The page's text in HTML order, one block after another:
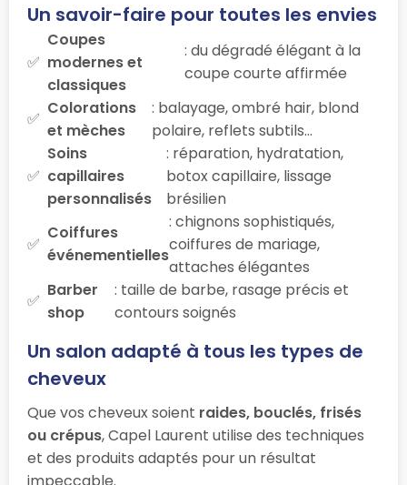
Un savoir-faire pour toutes les envies
Coupes
modernes et
classiques
: du dégradé élégant à la
coupe courte affirmée
Colorations
et mèches
: balayage, ombré hair, blond
polaire, reflets subtils…
Soins
capillaires
personnalisés
: réparation, hydratation,
botox capillaire, lissage
brésilien
Coiffures
événementielles
: chignons sophistiqués,
coiffures de mariage,
attaches élégantes
Barber
shop
: taille de barbe, rasage précis et
contours soignés
Un salon adapté à tous les types de
cheveux
Que vos cheveux soient raides, bouclés, frisés
ou crépus, Capel Laurent utilise des techniques
et des produits adaptés pour un résultat
impeccable.